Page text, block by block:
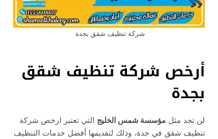
شركة تنظيف شقق بجدة
أرخص شركة تنظيف شقق
بجدة
لن تجد مثل مؤسسة شمس الخليج التي تعتبر ارخص شركة
تنظيف شقق في جدة، وذلك لتقديمها أفضل خدمات التنظيف